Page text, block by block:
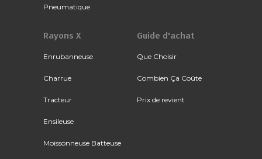
Pneumatique
Rayons X
Enrubanneuse
Charrue
Tracteur
Ensileuse
Moissonneuse Batteuse
Guide d'achat
Que Choisir
Combien Ça Coûte
Prix de revient